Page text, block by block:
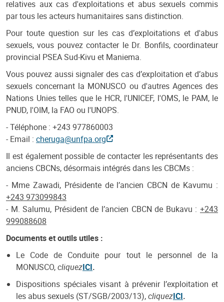
relatives aux cas d'exploitations et abus sexuels commis
par tous les acteurs humanitaires sans distinction.
Pour toute question sur les cas d’exploitations et d'abus
sexuels, vous pouvez contacter le Dr. Bonfils, coordinateur
provincial PSEA Sud-Kivu et Maniema.
Vous pouvez aussi signaler des cas d’exploitation et d’abus
sexuels concernant la MONUSCO ou d'autres Agences des
Nations Unies telles que le HCR, l'UNICEF, l'OMS, le PAM, le
PNUD, l'OIM, la FAO ou l'UNOPS.
- Téléphone : +243 977860003
- Email : cheruga@unfpa.org
Il est également possible de contacter les représentants des
anciens CBCNs, désormais intégrés dans les CBCMs :
- Mme Zawadi, Présidente de l’ancien CBCN de Kavumu :
+243 973099843
- M. Salumu, Président de l’ancien CBCN de Bukavu : +243
999088608
Documents et outils utiles :
Le Code de Conduite pour tout le personnel de la
MONUSCO,cliquezICI.
Dispositions spéciales visant à prévenir l’exploitation et
les abus sexuels (ST/SGB/2003/13),cliquezICI.